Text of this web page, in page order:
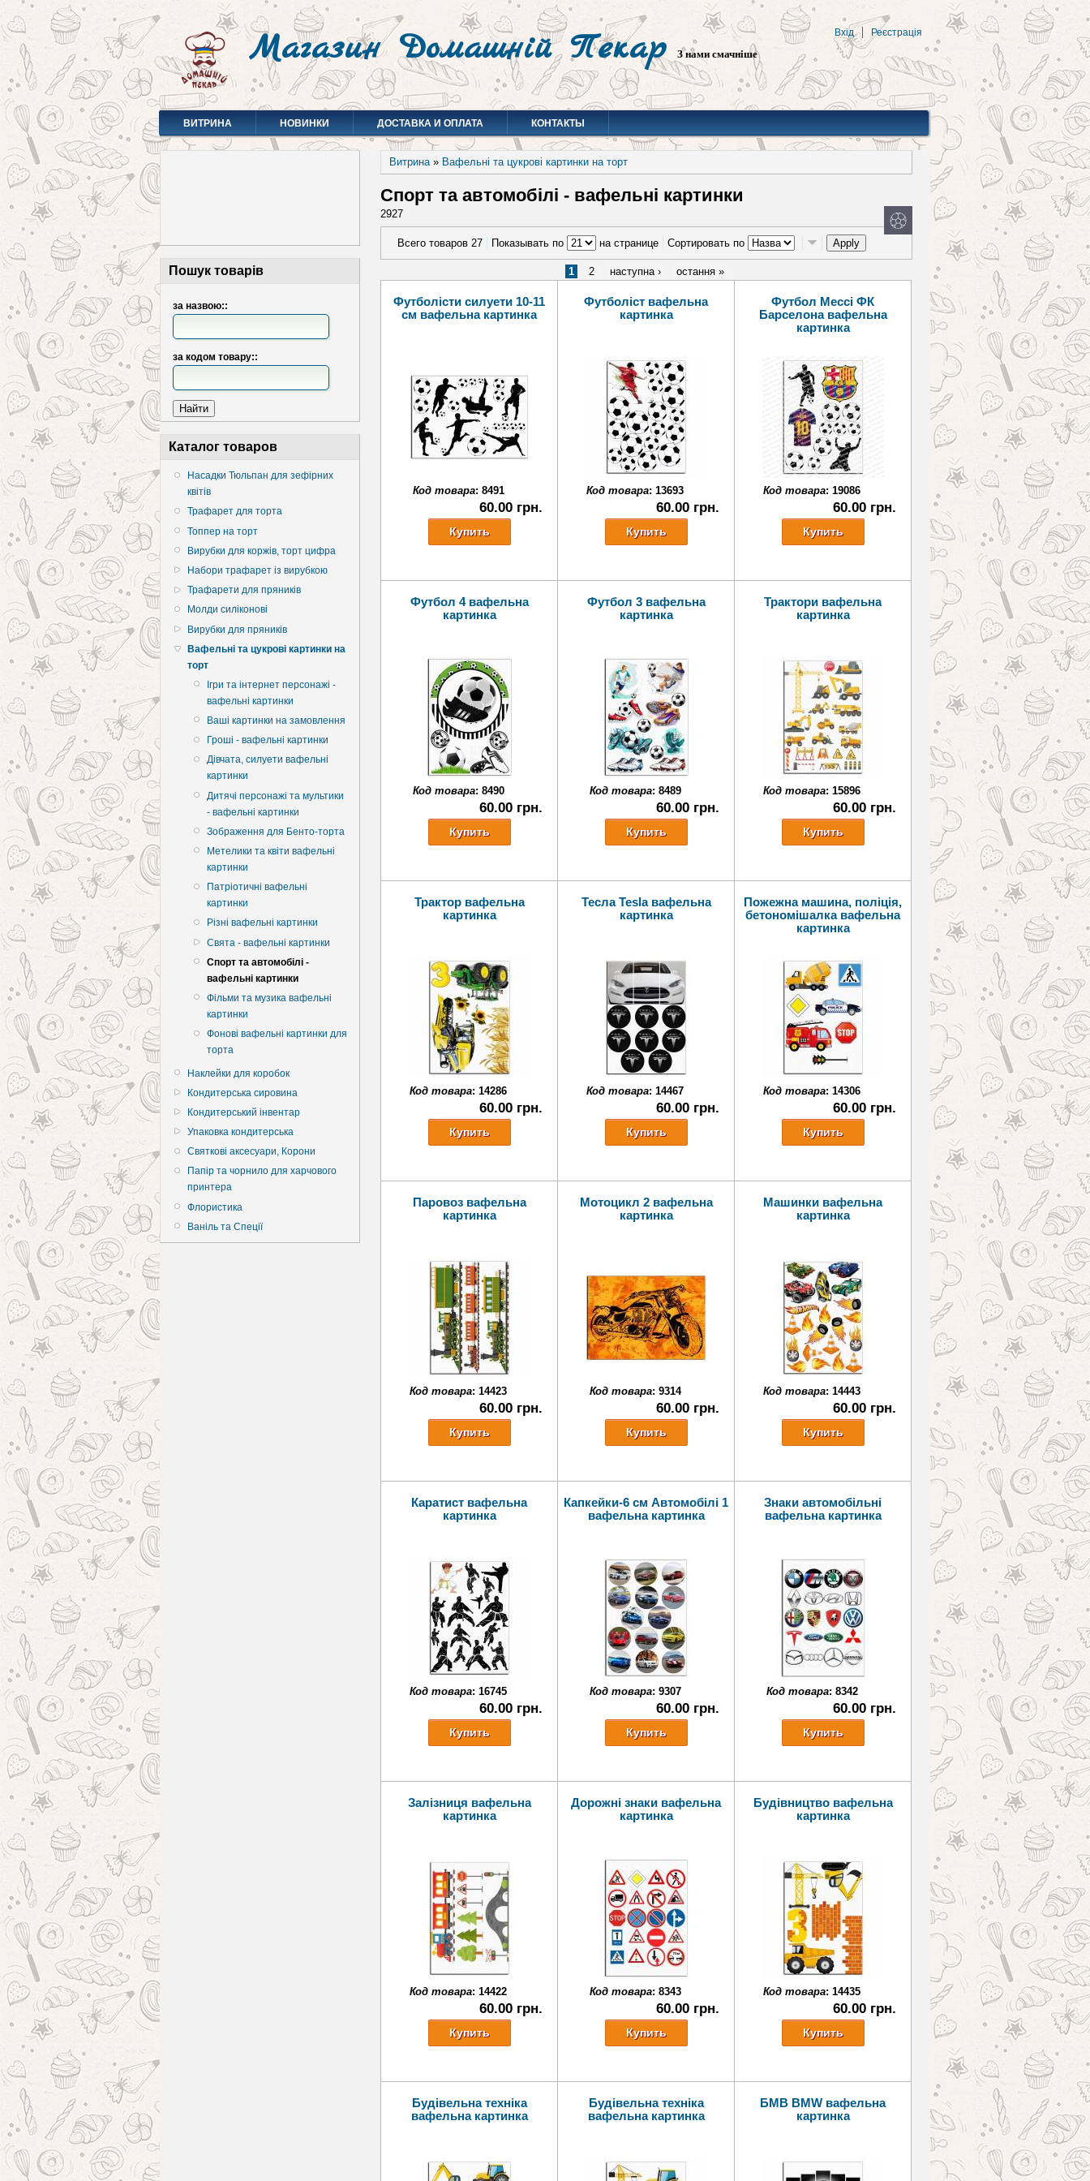
Магазин Домашній Пекар З нами смачніше
Вхід Реєстрація
ВИТРИНА НОВИНКИ ДОСТАВКА И ОПЛАТА КОНТАКТЫ
Пошук товарів
за назвою::
за кодом товару::
Каталог товаров
Насадки Тюльпан для зефірних
квітів
Трафарет для торта
Топпер на торт
Вирубки для коржів, торт цифра
Набори трафарет із вирубкою
Трафарети для пряників
Молди силіконові
Вирубки для пряників
Вафельні та цукрові картинки на
торт
Ігри та інтернет персонажі -
вафельні картинки
Ваші картинки на замовлення
Гроші - вафельні картинки
Дівчата, силуети вафельні
картинки
Дитячі персонажі та мультики
- вафельні картинки
Зображення для Бенто-торта
Метелики та квіти вафельні
картинки
Патріотичні вафельні
картинки
Різні вафельні картинки
Свята - вафельні картинки
Спорт та автомобілі -
вафельні картинки
Фільми та музика вафельні
картинки
Фонові вафельні картинки для
торта
Наклейки для коробок
Кондитерська сировина
Кондитерський інвентар
Упаковка кондитерська
Святкові аксесуари, Корони
Папір та чорнило для харчового
принтера
Флористика
Ваніль та Спеції
Витрина» Вафельні та цукрові картинки на торт
Спорт та автомобілі - вафельні картинки
2927
Всего товаров 27 Показывать по на странице Сортировать по
1 2 наступна › остання »
Футболісти силуети 10-11
см вафельна картинка
Код товара: 8491
60.00 грн.
Футболіст вафельна
картинка
Код товара:13693
60.00 грн.
Футбол Мессі ФК
Барселона вафельна
картинка
Код товара:19086
60.00 грн.
Футбол 4 вафельна
картинка
Код товара: 8490
60.00 грн.
Футбол 3 вафельна
картинка
Код товара: 8489
60.00 грн.
Трактори вафельна
картинка
Код товара:15896
60.00 грн.
Трактор вафельна
картинка
Код товара:14286
60.00 грн.
Тесла Tesla вафельна
картинка
Код товара:14467
60.00 грн.
Пожежна машина, поліція,
бетономішалка вафельна
картинка
Код товара:14306
60.00 грн.
Паровоз вафельна
картинка
Код товара:14423
60.00 грн.
Мотоцикл 2 вафельна
картинка
Код товара: 9314
60.00 грн.
Машинки вафельна
картинка
Код товара:14443
60.00 грн.
Каратист вафельна
картинка
Код товара:16745
60.00 грн.
Капкейки-6 см Автомобілі 1
вафельна картинка
Код товара: 9307
60.00 грн.
Знаки автомобільні
вафельна картинка
Код товара: 8342
60.00 грн.
Залізниця вафельна
картинка
Код товара:14422
60.00 грн.
Дорожні знаки вафельна
картинка
Код товара: 8343
60.00 грн.
Будівництво вафельна
картинка
Код товара:14435
60.00 грн.
Будівельна техніка
вафельна картинка
Будівельна техніка
вафельна картинка
БМВ BMW вафельна
картинка